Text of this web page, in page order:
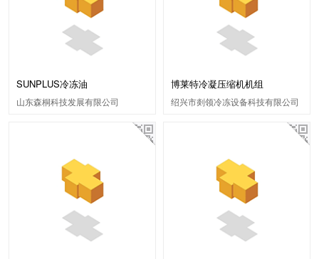
SUNPLUS冷冻油
山东森桐科技发展有限公司
博莱特冷凝压缩机机组
绍兴市剡领冷冻设备科技有限公司